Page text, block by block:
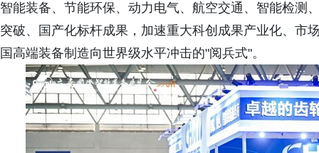
智能装备、节能环保、动力电气、航空交通、智能检测
突破、国产化标杆成果，加速重大科创成果产业化、市
国高端装备制造向世界级水平冲击的"阅兵式"。